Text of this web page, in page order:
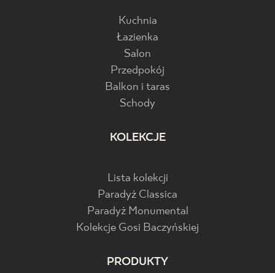
Kuchnia
Łazienka
Salon
Przedpokój
Balkon i taras
Schody
KOLEKCJE
Lista kolekcji
Paradyż Classica
Paradyż Monumental
Kolekcje Gosi Baczyńskiej
PRODUKTY